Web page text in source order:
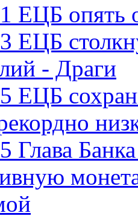
ЕЦБ опять
ЕЦБ
- Драги
ЕЦБ
Глава